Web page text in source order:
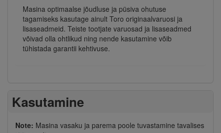
Masina optimaalse jõudluse ja püsiva ohutuse
tagamiseks kasutage ainult Toro originaalvaruosi ja
lisaseadmeid. Teiste tootjate varuosad ja lisaseadmed
võivad olla ohtlikud ning nende kasutamine võib
tühistada garantii kehtivuse.
Kasutamine
Note: Masina vasaku ja parema poole tuvastamine tavalises